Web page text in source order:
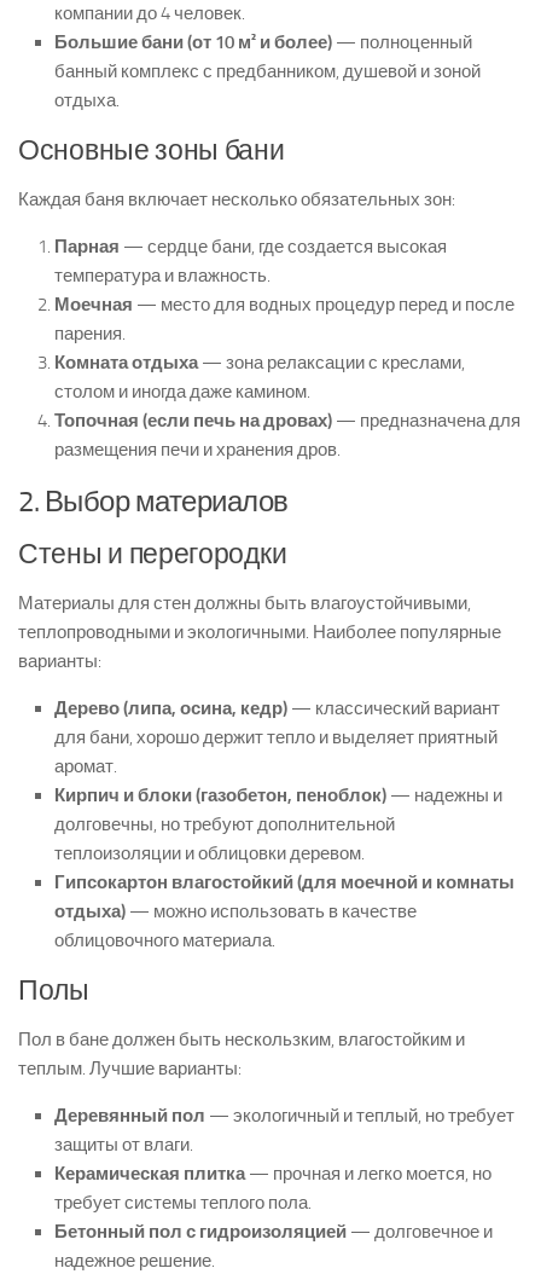
компании до 4 человек.
Большие бани (от 10 м² и более) — полноценный
банный комплекс с предбанником, душевой и зоной
отдыха.
Основные зоны бани
Каждая баня включает несколько обязательных зон:
Парная — сердце бани, где создается высокая
температура и влажность.
Моечная — место для водных процедур перед и после
парения.
Комната отдыха— зона релаксации с креслами,
столом и иногда даже камином.
Топочная (если печь на дровах) — предназначена для
размещения печи и хранения дров.
2. Выбор материалов
Стены и перегородки
Материалы для стен должны быть влагоустойчивыми,
теплопроводными и экологичными. Наиболее популярные
варианты:
Дерево (липа, осина, кедр) — классический вариант
для бани, хорошо держит тепло и выделяет приятный
аромат.
Кирпич и блоки (газобетон, пеноблок) — надежны и
долговечны, но требуют дополнительной
теплоизоляции и облицовки деревом.
Гипсокартон влагостойкий (для моечной и комнаты
отдыха) — можно использовать в качестве
облицовочного материала.
Полы
Пол в бане должен быть нескользким, влагостойким и
теплым. Лучшие варианты:
Деревянный пол — экологичный и теплый, но требует
защиты от влаги.
Керамическая плитка— прочная и легко моется, но
требует системы теплого пола.
Бетонный пол с гидроизоляцией — долговечное и
надежное решение.